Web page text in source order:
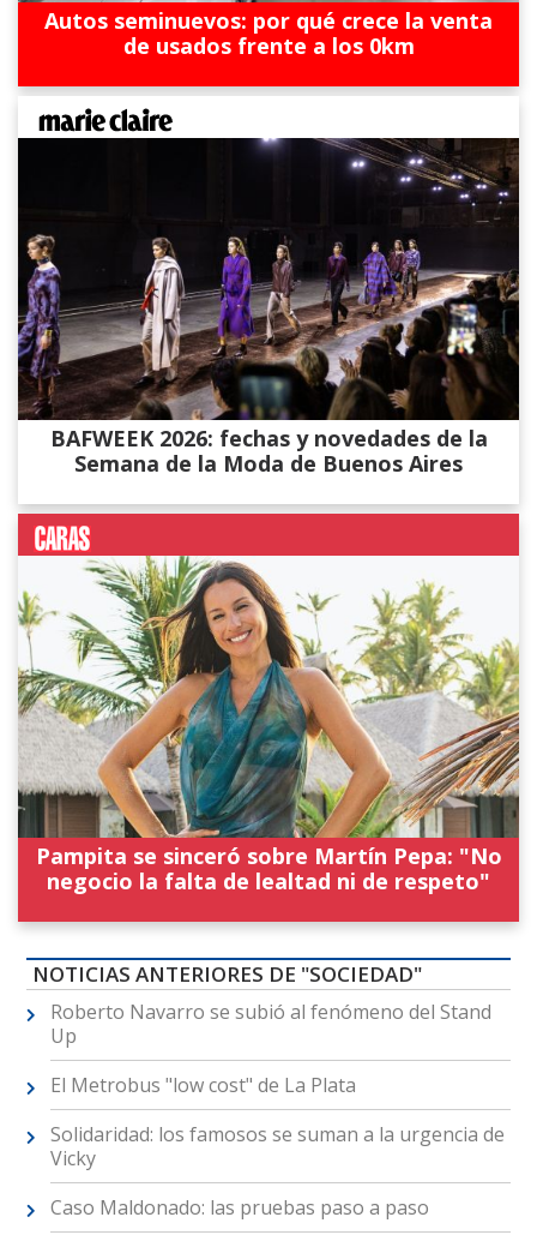
Autos seminuevos: por qué crece la venta
de usados frente a los 0km
BAFWEEK 2026: fechas y novedades de la
Semana de la Moda de Buenos Aires
Pampita se sinceró sobre Martín Pepa: "No
negocio la falta de lealtad ni de respeto"
NOTICIAS ANTERIORES DE "SOCIEDAD"
Roberto Navarro se subió al fenómeno del Stand
Up
El Metrobus "low cost" de La Plata
Solidaridad: los famosos se suman a la urgencia de
Vicky
Caso Maldonado: las pruebas paso a paso